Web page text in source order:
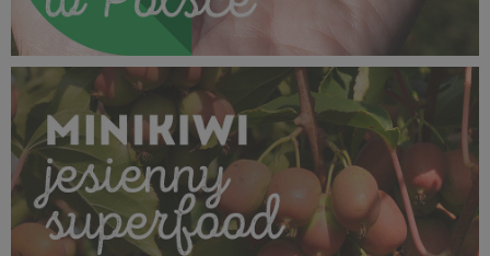
SUPEROWOCE Minikiwi (5).jpg
361 KB